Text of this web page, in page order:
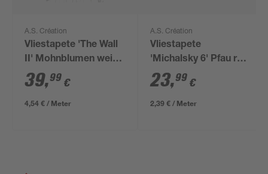
A.S. Création
Vliestapete 'The Wall
II' Mohnblumen weiß
3-teilig 1,59 x 2,80 m
39,99 €
4,54 € / Meter
A.S. Création
Vliestapete
'Michalsky 6' Pfau rot
0,53 x 10,05 m
23,99 €
2,39 € / Meter